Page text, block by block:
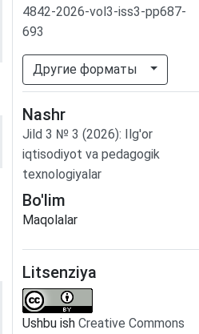
4842-2026-vol3-iss3-pp687-
693
Другие форматы
Nashr
Jild 3 № 3 (2026): Ilg'or
iqtisodiyot va pedagogik
texnologiyalar
Bo'lim
Maqolalar
Litsenziya
Ushbu ish Creative Commons